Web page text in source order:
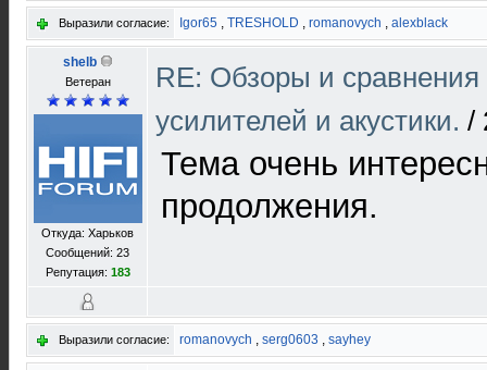
Выразили согласие: Igor65 , TRESHOLD , romanovych , alexblack
shelb
Ветеран
Откуда: Харьков
Сообщений: 23
Репутация: 183
RE: Обзоры и
усилителей и акустики. /
Тема очень
продолжения.
Выразили согласие: romanovych , serg0603 , sayhey